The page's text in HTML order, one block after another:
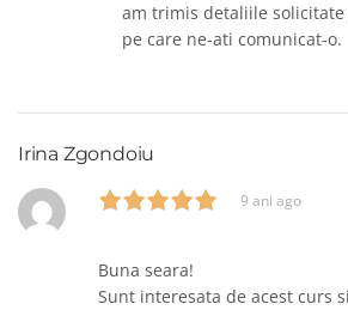
am trimis detaliile
pe care ne-ati comunicat-o.
Irina Zgondoiu
9 ani ago
Buna seara!
Sunt interesata de acest curs